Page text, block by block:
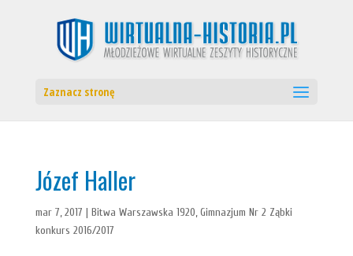
Zaznacz stronę
Józef Haller
mar 7, 2017 | Bitwa Warszawska 1920,Gimnazjum Nr 2 Ząbki
konkurs 2016/2017